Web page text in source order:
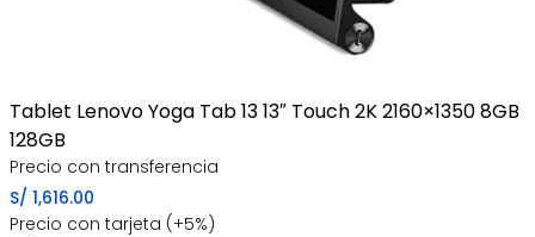
Tablet Lenovo Yoga Tab 13 13″ Touch 2K 2160×1350 8GB
128GB
Precio con transferencia
S/ 1,616.00
Precio con tarjeta (+5%)